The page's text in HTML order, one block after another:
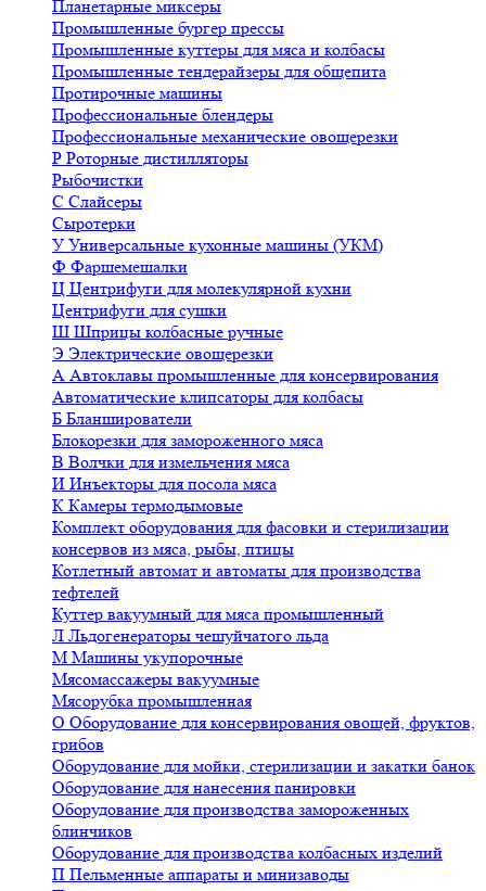
Планетарные миксеры
Промышленные бургер прессы
Промышленные куттеры для мяса и колбасы
Промышленные тендерайзеры для общепита
Протирочные машины
Профессиональные блендеры
Профессиональные механические овощерезки
Р Роторные дистилляторы
Рыбочистки
С Слайсеры
Сыротерки
У Универсальные кухонные машины (УКМ)
Ф Фаршемешалки
Ц Центрифуги для молекулярной кухни
Центрифуги для сушки
Ш Шприцы колбасные ручные
Э Электрические овощерезки
А Автоклавы промышленные для консервирования
Автоматические клипсаторы для колбасы
Б Бланширователи
Блокорезки для замороженного мяса
В Волчки для измельчения мяса
И Инъекторы для посола мяса
К Камеры термодымовые
Комплект оборудования для фасовки и стерилизации
консервов из мяса, рыбы, птицы
Котлетный автомат и автоматы для производства
тефтелей
Куттер вакуумный для мяса промышленный
Л Льдогенераторы чешуйчатого льда
М Машины укупорочные
Мясомассажеры вакуумные
Мясорубка промышленная
О Оборудование для консервирования овощей, фруктов,
грибов
Оборудование для мойки, стерилизации и закатки банок
Оборудование для нанесения панировки
Оборудование для производства замороженных
блинчиков
Оборудование для производства колбасных изделий
П Пельменные аппараты и минизаводы